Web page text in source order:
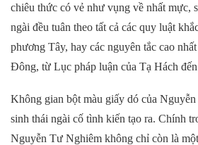
chiêu thức có vẻ như vụng về nhất mực,
ngài đều tuân theo tất cả các quy luật
phương Tây, hay các nguyên tắc cao
Đông, từ Lục pháp luận của Tạ Hách
Không gian bột màu giấy dó của
sinh thái ngài cố tình kiến tạo ra. Chính
Nguyễn Tư Nghiêm không chỉ còn là